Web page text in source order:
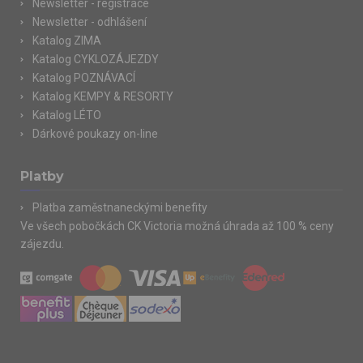
Newsletter - registrace
Newsletter - odhlášení
Katalog ZIMA
Katalog CYKLOZÁJEZDY
Katalog POZNÁVACÍ
Katalog KEMPY & RESORTY
Katalog LÉTO
Dárkové poukazy on-line
Platby
Platba zaměstnaneckými benefity
Ve všech pobočkách CK Victoria možná úhrada až 100 % ceny
zájezdu.